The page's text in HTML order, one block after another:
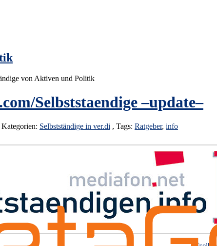
von Aktiven und Politik
Selbststaendige –update–
Kategorien: Selbstständige in ver.di , Tags: Ratgeber, info
für Selbstständige.
Damit derRatgeber
dem umfangreichen
ist: Bitte kurz unter
info@­selbst­staen­di­gen.in­foBescheid